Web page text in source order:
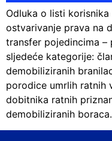
Odluka o listi
ostvarivanje prava na
transfer pojedincima –
sljedeće kategorije:
demobiliziranih
porodice umrlih ratnih
dobitnika ratnih
demobiliziranih boraca.